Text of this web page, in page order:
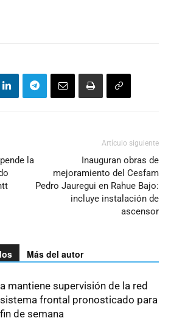
la
Artículo siguiente
Inauguran obras de
mejoramiento del Cesfam
Pedro Jauregui en Rahue Bajo:
incluye instalación de
ascensor
Más del autor
mantiene supervisión de la red
frontal pronosticado para
de semana